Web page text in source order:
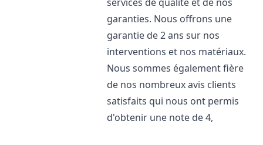
garanties. Nous offrons une
garantie de 2 ans sur nos
interventions et nos matériaux.
Nous sommes également fière
de nos nombreux avis clients
satisfaits qui nous ont permis
d'obtenir une note de 4,